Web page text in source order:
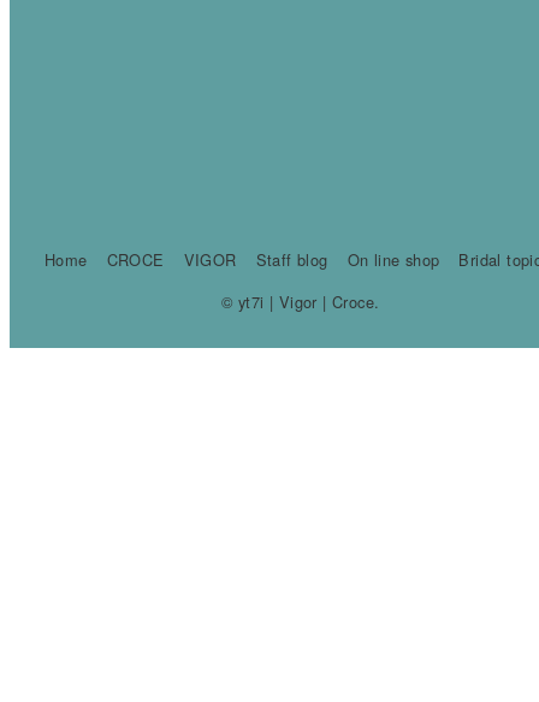
Home CROCE VIGOR Staff blog On line shop
Bridal
© yt7i | Vigor | Croce.